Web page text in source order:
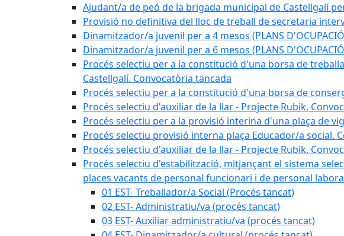
Ajudant/a de peó de la brigada municipal de Castellgalí per
Provisió no definitiva del lloc de treball de secretaria
Dinamitzador/a juvenil per a 4 mesos (PLANS
Dinamitzador/a juvenil per a 6 mesos (PLANS
Procés selectiu per a la constitució d'una borsa de
Castellgalí. Convocatòria tancada
Procés selectiu per a la constitució d'una borsa de
Procés selectiu d'auxiliar de la llar - Projecte Rubik.
Procés selectiu per a la provisió interina d'una plaça de
Procés selectiu provisió interna plaça Educador/a social.
Procés selectiu d'auxiliar de la llar - Projecte Rubik.
Procés selectiu d'estabilització, mitjançant el sistema
places vacants de personal funcionari i de personal
01 EST- Treballador/a Social (Procés tancat)
02 EST- Administratiu/va (procés tancat)
03 EST- Auxiliar administratiu/va (procés tancat)